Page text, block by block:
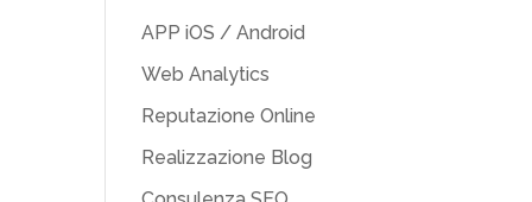
APP iOS / Android
Web Analytics
Reputazione Online
Realizzazione Blog